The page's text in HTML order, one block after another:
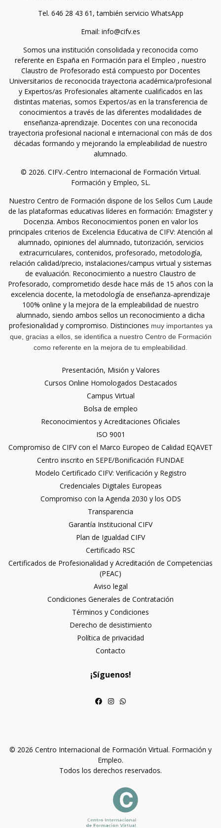
Tel. 646 28 43 61, también servicio WhatsApp
Email: info@cifv.es
Somos una institución consolidada y reconocida como
referente en España en Formación para el Empleo , nuestro
Claustro de Profesorado está compuesto por Docentes
Universitarios de reconocida trayectoria académica/profesional
y Expertos/as Profesionales altamente cualificados en las
distintas materias, somos Expertos/as en la transferencia de
conocimientos a través de las diferentes modalidades de
enseñanza-aprendizaje. Docentes con una reconocida
trayectoria profesional nacional e internacional con más de dos
décadas formando y mejorando la empleabilidad de nuestro
alumnado.
© 2026. CIFV.-Centro Internacional de Formación Virtual.
Formación y Empleo, SL.
Nuestro Centro de Formación dispone de los Sellos Cum Laude
de las plataformas educativas líderes en formación: Emagister y
Docenzia. Ambos Reconocimientos ponen en valor los
principales criterios de Excelencia Educativa de CIFV: Atención al
alumnado, opiniones del alumnado, tutorización, servicios
extracurriculares, contenidos, profesorado, metodología,
relación calidad/precio, instalaciones/campus virtual y sistemas
de evaluación. Reconocimiento a nuestro Claustro de
Profesorado, comprometido desde hace más de 15 años con la
excelencia docente, la metodología de enseñanza-aprendizaje
100% online y la mejora de la empleabilidad de nuestro
alumnado, siendo ambos sellos un reconocimiento a dicha
profesionalidad y compromiso. Distinciones muy importantes ya
que, gracias a ellos, se identifica a nuestro Centro de Formación
como referente en la mejora de tu empleabilidad.
Presentación, Misión y Valores
Cursos Online Homologados Destacados
Campus Virtual
Bolsa de empleo
Reconocimientos y Acreditaciones Oficiales
ISO 9001
Compromiso de CIFV con el Marco Europeo de Calidad EQAVET
Centro inscrito en SEPE/Bonificación FUNDAE
Modelo Certificado CIFV: Verificación y Registro
Credenciales Digitales Europeas
Compromiso con la Agenda 2030 y los ODS
Transparencia
Garantía Institucional CIFV
Plan de Igualdad CIFV
Certificado RSC
Certificados de Profesionalidad y Acreditación de Competencias
(PEAC)
Aviso legal
Condiciones Generales de Contratación
Términos y Condiciones
Derecho de desistimiento
Política de privacidad
Contacto
¡Síguenos!
© 2026 Centro Internacional de Formación Virtual. Formación y
Empleo.
Todos los derechos reservados.